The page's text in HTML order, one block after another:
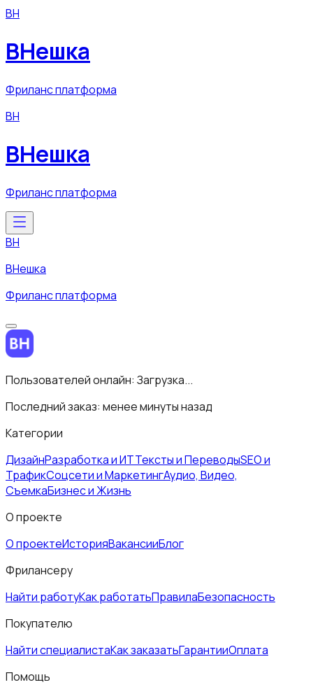
ВН
ВНешка
Фриланс платформа
ВН
ВНешка
Фриланс платформа
ВН
ВНешка
Фриланс платформа
Пользователей онлайн: Загрузка...
Последний заказ: менее минуты назад
Категории
ДизайнРазработка и ИТТексты и ПереводыSEO и
ТрафикСоцсети и МаркетингАудио, Видео,
СъемкаБизнес и Жизнь
О проекте
О проектеИсторияВакансииБлог
Фрилансеру
Найти работуКак работатьПравилаБезопасность
Покупателю
Найти специалистаКак заказатьГарантииОплата
Помощь